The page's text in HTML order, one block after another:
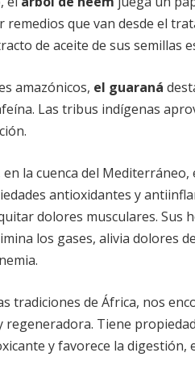
remedios que van desde el
de aceite de sus
amazónicos, el guaraná
Las tribus indígenas
la cuenca del Mediterráneo,
antioxidantes y
dolores musculares. Sus
los gases, alivia dolores
tradiciones de África, nos
regeneradora. Tiene
y favorece la